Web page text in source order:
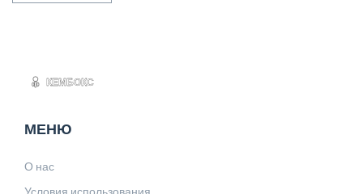
МЕНЮ
О нас